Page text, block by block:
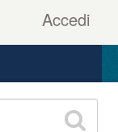
Accedi